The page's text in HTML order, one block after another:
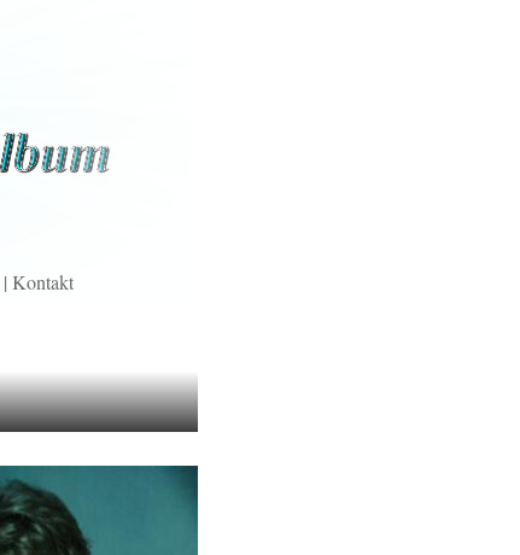
| Kontakt